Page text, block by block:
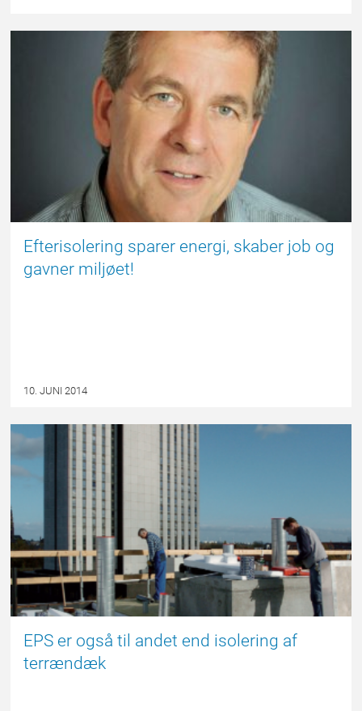
Efterisolering sparer energi, skaber job og
gavner miljøet!
10. JUNI 2014
EPS er også til andet end isolering af
terrændæk